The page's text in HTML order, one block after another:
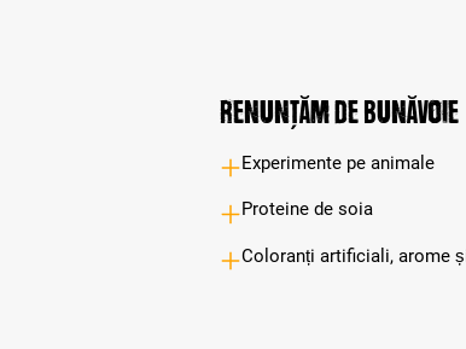
Renunțăm de bunăvoie
Experimente pe animale
Proteine de soia
Coloranți artificiali, arome